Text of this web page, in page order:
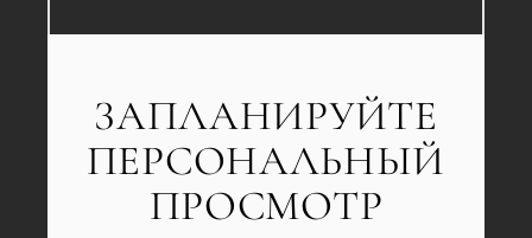
ЗАПЛАНИРУЙТЕ
ПЕРСОНАЛЬНЫЙ
ПРОСМОТР